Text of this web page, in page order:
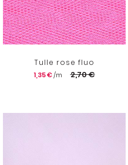
Tulle rose fluo
1,35 € 2,70 €